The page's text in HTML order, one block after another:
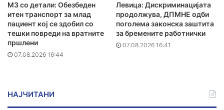
MЗ со детали: Обезбеден
итен транспорт за млад
пациент кој се здобил со
тешки повреди на вратните
пршлени
07.08.2026 16:44
Левица: Дискриминацијата
продолжува, ДПМНЕ одби
поголема законска заштита
за бремените работнички
07.08.2026 16:41
НАЈЧИТАНИ